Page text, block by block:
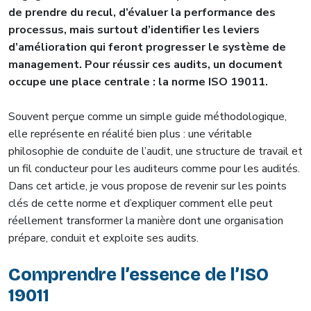
de prendre du recul, d’évaluer la performance des
processus, mais surtout d’identifier les leviers
d’amélioration qui feront progresser le système de
management. Pour réussir ces audits, un document
occupe une place centrale : la norme ISO 19011.
Souvent perçue comme un simple guide méthodologique,
elle représente en réalité bien plus : une véritable
philosophie de conduite de l’audit, une structure de travail et
un fil conducteur pour les auditeurs comme pour les audités.
Dans cet article, je vous propose de revenir sur les points
clés de cette norme et d’expliquer comment elle peut
réellement transformer la manière dont une organisation
prépare, conduit et exploite ses audits.
Comprendre l’essence de l’ISO
19011